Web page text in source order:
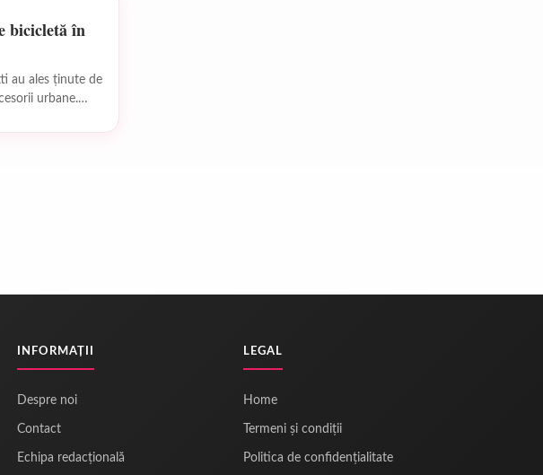
bicicletă în
au ales ținute de
urbane.
INFORMAȚII
Despre noi
Contact
Echipa redacțională
LEGAL
Home
Termeni și condiții
Politica de confidențialitate